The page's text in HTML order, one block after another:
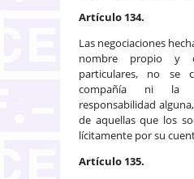
Artículo 134.
Las negociaciones
nombre propio y
particulares, no se
compañía ni la
responsabilidad
de aquellas que los
lícitamente por su
Artículo 135.